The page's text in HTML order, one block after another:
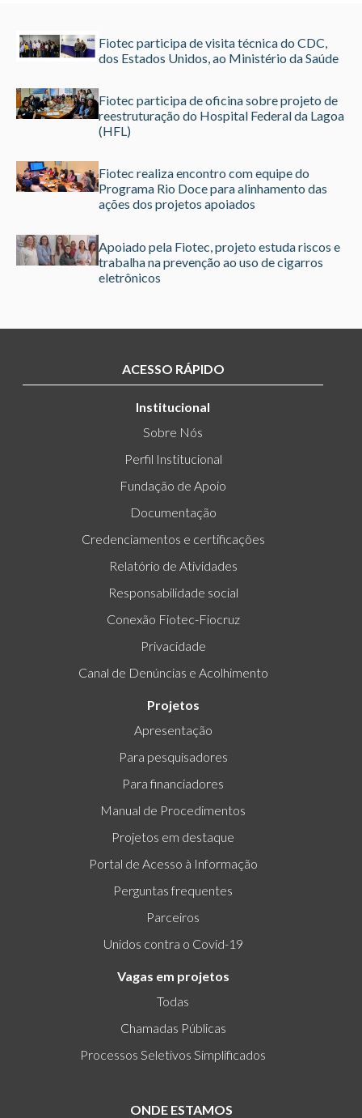
Fiotec participa de visita técnica do CDC,
dos Estados Unidos, ao Ministério da Saúde
Fiotec participa de oficina sobre projeto de
reestruturação do Hospital Federal da Lagoa
(HFL)
Fiotec realiza encontro com equipe do
Programa Rio Doce para alinhamento das
ações dos projetos apoiados
Apoiado pela Fiotec, projeto estuda riscos e
trabalha na prevenção ao uso de cigarros
eletrônicos
ACESSO RÁPIDO
Institucional
Sobre Nós
Perfil Institucional
Fundação de Apoio
Documentação
Credenciamentos e certificações
Relatório de Atividades
Responsabilidade social
Conexão Fiotec-Fiocruz
Privacidade
Canal de Denúncias e Acolhimento
Projetos
Apresentação
Para pesquisadores
Para financiadores
Manual de Procedimentos
Projetos em destaque
Portal de Acesso à Informação
Perguntas frequentes
Parceiros
Unidos contra o Covid-19
Vagas em projetos
Todas
Chamadas Públicas
Processos Seletivos Simplificados
ONDE ESTAMOS